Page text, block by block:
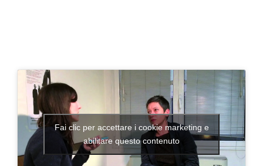
Fai clic per accettare i cookie marketing e
abilitare questo contenuto